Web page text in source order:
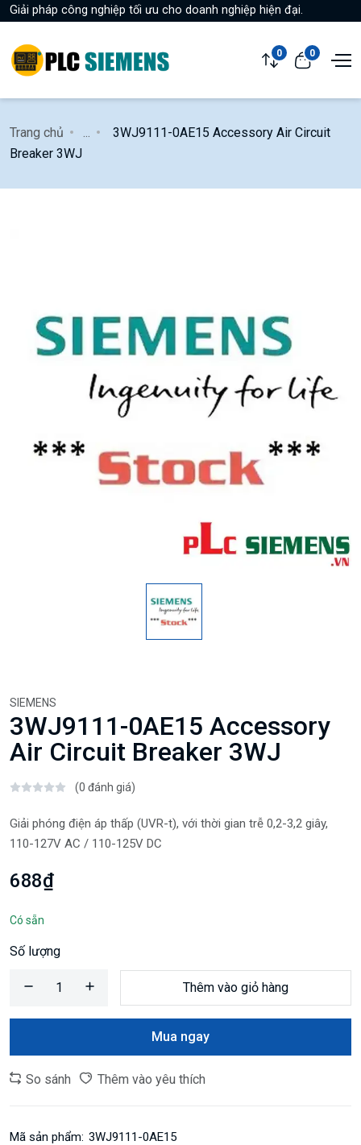
Giải pháp công nghiệp tối ưu cho doanh nghiệp hiện đại.
0 0
Trang chủ
3WJ9111-0AE15 Accessory Air Circuit
Breaker 3WJ
SIEMENS
3WJ9111-0AE15 Accessory
Air Circuit Breaker 3WJ
(0 đánh giá)
Giải phóng điện áp thấp (UVR-t), với thời gian trễ 0,2-3,2 giây,
110-127V AC / 110-125V DC
688₫
Có sẵn
Số lượng
Thêm vào giỏ hàng
Mua ngay
So sánh Thêm vào yêu thích
Mã sản phẩm: 3WJ9111-0AE15